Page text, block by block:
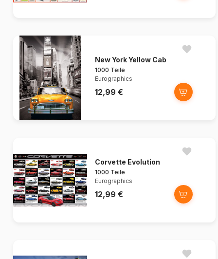
New York Yellow Cab
1000 Teile
Eurographics
12,99 €
Corvette Evolution
1000 Teile
Eurographics
12,99 €